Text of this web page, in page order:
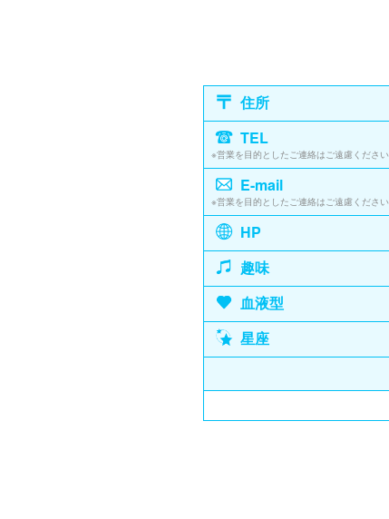
住所
TEL
※営業を目的としたご連絡はご遠慮ください
E-mail
※営業を目的としたご連絡はご遠慮ください
HP
趣味
血液型
星座